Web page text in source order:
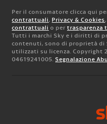
Per il consumatore clicca qui
contrattuali, Privacy & Cookies,
contrattuali o per trasparenza
Tutti i marchi Sky e i diritti di
contenuti, sono di proprietà di
utilizzati su licenza. Copyright
04619241005. Segnalazione